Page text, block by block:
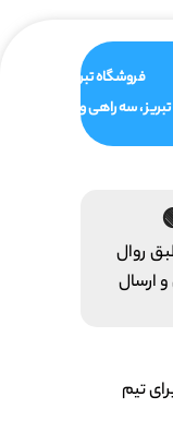
فروشگاه تبریز
تبریز ، سه راهی ولیعصر
روال
ارسال
تیم